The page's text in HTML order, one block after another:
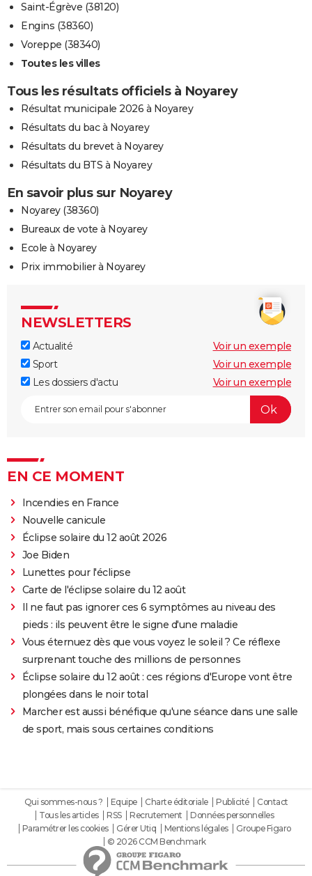
Saint-Égrève (38120)
Engins (38360)
Voreppe (38340)
Toutes les villes
Tous les résultats officiels à Noyarey
Résultat municipale 2026 à Noyarey
Résultats du bac à Noyarey
Résultats du brevet à Noyarey
Résultats du BTS à Noyarey
En savoir plus sur Noyarey
Noyarey (38360)
Bureaux de vote à Noyarey
Ecole à Noyarey
Prix immobilier à Noyarey
NEWSLETTERS
Actualité
Voir un exemple
Sport
Voir un exemple
Les dossiers d'actu
Voir un exemple
EN CE MOMENT
Incendies en France
Nouvelle canicule
Éclipse solaire du 12 août 2026
Joe Biden
Lunettes pour l'éclipse
Carte de l'éclipse solaire du 12 août
Il ne faut pas ignorer ces 6 symptômes au niveau des
pieds : ils peuvent être le signe d'une maladie
Vous éternuez dès que vous voyez le soleil ? Ce réflexe
surprenant touche des millions de personnes
Éclipse solaire du 12 août : ces régions d'Europe vont être
plongées dans le noir total
Marcher est aussi bénéfique qu'une séance dans une salle
de sport, mais sous certaines conditions
Qui sommes-nous ? Equipe Charte éditoriale Publicité
Contact
Tous les articles
RSS Recrutement
Données personnelles
Paramétrer les cookies
Gérer Utiq Mentions légales
Groupe Figaro
© 2026 CCM Benchmark